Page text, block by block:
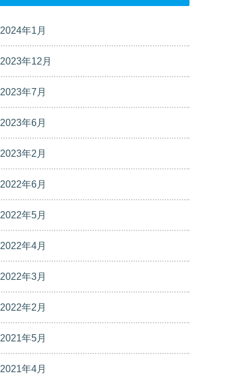
2024年1月
2023年12月
2023年7月
2023年6月
2023年2月
2022年6月
2022年5月
2022年4月
2022年3月
2022年2月
2021年5月
2021年4月